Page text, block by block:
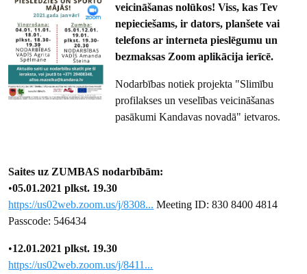
veicināšanas nolūkos! Viss, kas Tev
nepieciešams, ir dators, planšete vai
telefons ar interneta pieslēgumu un
bezmaksas Zoom aplikācija ierīcē.
Nodarbības notiek projekta "Slimību
profilakses un veselības veicināšanas
pasākumi Kandavas novadā" ietvaros.
Saites uz ZUMBAS nodarbībām:
•05.01.2021 plkst. 19.30
https://us02web.zoom.us/j/8308... Meeting ID: 830 8400 4814
Passcode: 546434
•12.01.2021 plkst. 19.30
https://us02web.zoom.us/j/8411...